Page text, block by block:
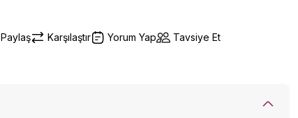
Paylaş Karşılaştır Yorum Yap Tavsiye Et